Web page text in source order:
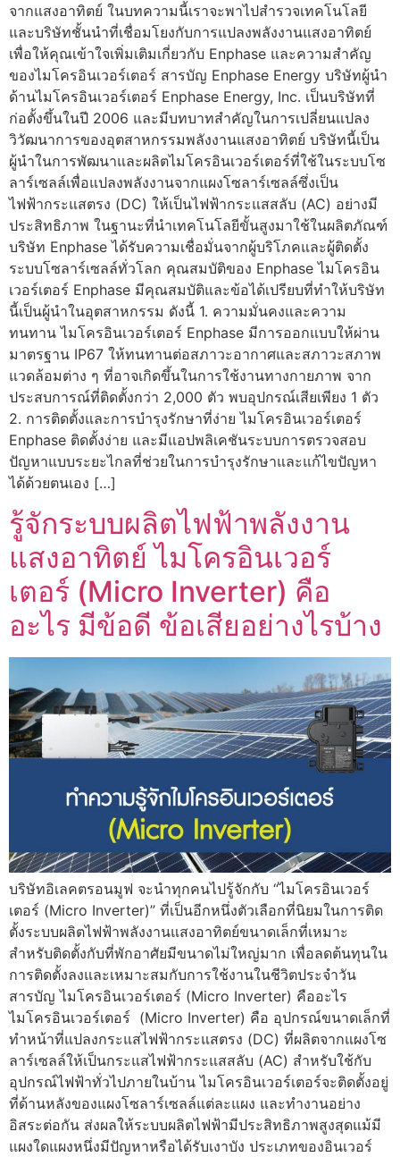
จากแสงอาทิตย์ ในบทความนี้เราจะพาไปสำรวจเทคโนโลยี
และบริษัทชั้นนำที่เชื่อมโยงกับการแปลงพลังงานแสงอาทิตย์
เพื่อให้คุณเข้าใจเพิ่มเติมเกี่ยวกับ Enphase และความสำคัญ
ของไมโครอินเวอร์เตอร์ สารบัญ Enphase Energy บริษัทผู้นำ
ด้านไมโครอินเวอร์เตอร์ Enphase Energy, Inc. เป็นบริษัทที่
ก่อตั้งขึ้นในปี 2006 และมีบทบาทสำคัญในการเปลี่ยนแปลง
วิวัฒนาการของอุตสาหกรรมพลังงานแสงอาทิตย์ บริษัทนี้เป็น
ผู้นำในการพัฒนาและผลิตไมโครอินเวอร์เตอร์ที่ใช้ในระบบโซ
ลาร์เซลล์เพื่อแปลงพลังงานจากแผงโซลาร์เซลล์ซึ่งเป็น
ไฟฟ้ากระแสตรง (DC) ให้เป็นไฟฟ้ากระแสสลับ (AC) อย่างมี
ประสิทธิภาพ ในฐานะที่นำเทคโนโลยีขั้นสูงมาใช้ในผลิตภัณฑ์
บริษัท Enphase ได้รับความเชื่อมั่นจากผู้บริโภคและผู้ติดตั้ง
ระบบโซลาร์เซลล์ทั่วโลก คุณสมบัติของ Enphase ไมโครอิน
เวอร์เตอร์ Enphase มีคุณสมบัติและข้อได้เปรียบที่ทำให้บริษัท
นี้เป็นผู้นำในอุตสาหกรรม ดังนี้ 1. ความมั่นคงและความ
ทนทาน ไมโครอินเวอร์เตอร์ Enphase มีการออกแบบให้ผ่าน
มาตรฐาน IP67 ให้ทนทานต่อสภาวะอากาศและสภาวะสภาพ
แวดล้อมต่าง ๆ ที่อาจเกิดขึ้นในการใช้งานทางกายภาพ จาก
ประสบการณ์ที่ติดตั้งกว่า 2,000 ตัว พบอุปกรณ์เสียเพียง 1 ตัว
2. การติดตั้งและการบำรุงรักษาที่ง่าย ไมโครอินเวอร์เตอร์
Enphase ติดตั้งง่าย และมีแอปพลิเคชันระบบการตรวจสอบ
ปัญหาแบบระยะไกลที่ช่วยในการบำรุงรักษาและแก้ไขปัญหา
ได้ด้วยตนเอง […]
รู้จักระบบผลิตไฟฟ้าพลังงาน
แสงอาทิตย์ ไมโครอินเวอร์
เตอร์ (Micro Inverter) คือ
อะไร มีข้อดี ข้อเสียอย่างไรบ้าง
บริษัทอิเลคตรอนมูฟ จะนำทุกคนไปรู้จักกับ “ไมโครอินเวอร์
เตอร์ (Micro Inverter)” ที่เป็นอีกหนึ่งตัวเลือกที่นิยมในการติด
ตั้งระบบผลิตไฟฟ้าพลังงานแสงอาทิตย์ขนาดเล็กที่เหมาะ
สำหรับติดตั้งกับที่พักอาศัยมีขนาดไม่ใหญ่มาก เพื่อลดต้นทุนใน
การติดตั้งลงและเหมาะสมกับการใช้งานในชีวิตประจำวัน
สารบัญ ไมโครอินเวอร์เตอร์ (Micro Inverter) คืออะไร
ไมโครอินเวอร์เตอร์ (Micro Inverter) คือ อุปกรณ์ขนาดเล็กที่
ทำหน้าที่แปลงกระแสไฟฟ้ากระแสตรง (DC) ที่ผลิตจากแผงโซ
ลาร์เซลล์ให้เป็นกระแสไฟฟ้ากระแสสลับ (AC) สำหรับใช้กับ
อุปกรณ์ไฟฟ้าทั่วไปภายในบ้าน ไมโครอินเวอร์เตอร์จะติดตั้งอยู่
ที่ด้านหลังของแผงโซลาร์เซลล์แต่ละแผง และทำงานอย่าง
อิสระต่อกัน ส่งผลให้ระบบผลิตไฟฟ้ามีประสิทธิภาพสูงสุดแม้มี
แผงใดแผงหนึ่งมีปัญหาหรือได้รับเงาบัง ประเภทของอินเวอร์